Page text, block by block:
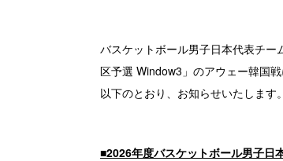
バスケットボール男子日本代表チ
区予選 Window3」のアウェー韓国
以下のとおり、お知らせいたします。
■2026年度バスケットボール男子日